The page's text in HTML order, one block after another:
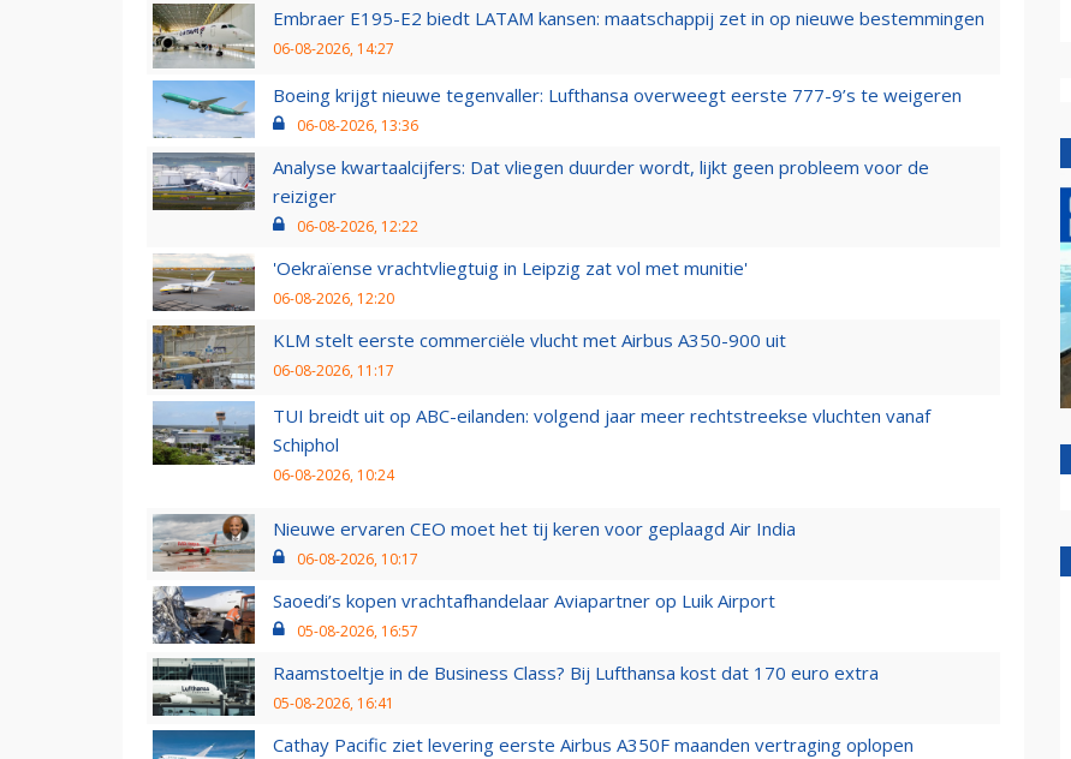
Embraer E195-E2 biedt LATAM kansen: maatschappij zet in op nieuwe bestemmingen
06-08-2026, 14:27
Boeing krijgt nieuwe tegenvaller: Lufthansa overweegt eerste 777-9’s te weigeren
06-08-2026, 13:36
Analyse kwartaalcijfers: Dat vliegen duurder wordt, lijkt geen probleem voor de
reiziger
06-08-2026, 12:22
'Oekraïense vrachtvliegtuig in Leipzig zat vol met munitie'
06-08-2026, 12:20
KLM stelt eerste commerciële vlucht met Airbus A350-900 uit
06-08-2026, 11:17
TUI breidt uit op ABC-eilanden: volgend jaar meer rechtstreekse vluchten vanaf
Schiphol
06-08-2026, 10:24
Nieuwe ervaren CEO moet het tij keren voor geplaagd Air India
06-08-2026, 10:17
Saoedi’s kopen vrachtafhandelaar Aviapartner op Luik Airport
05-08-2026, 16:57
Raamstoeltje in de Business Class? Bij Lufthansa kost dat 170 euro extra
05-08-2026, 16:41
Cathay Pacific ziet levering eerste Airbus A350F maanden vertraging oplopen